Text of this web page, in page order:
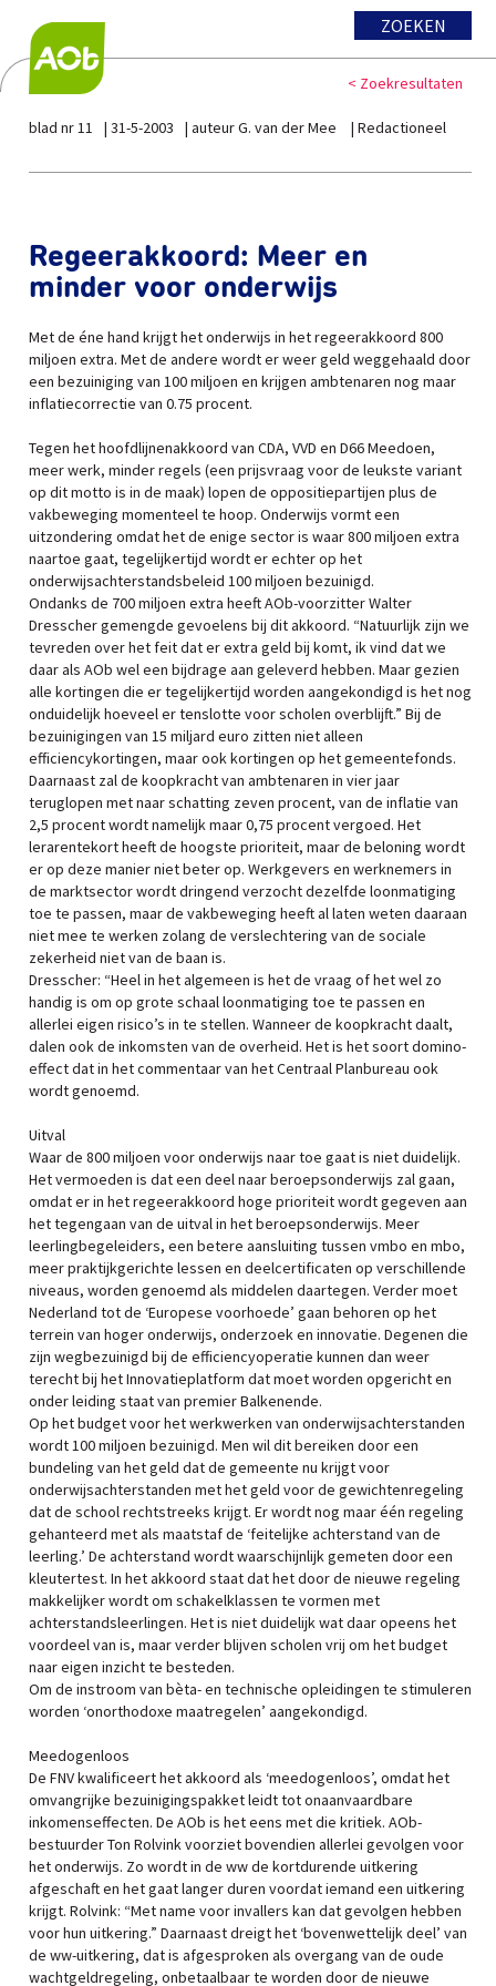
ZOEKEN
< Zoekresultaten
blad nr 11 31-5-2003 auteur G. van der Mee Redactioneel
Regeerakkoord: Meer en
minder voor onderwijs
Met de éne hand krijgt het onderwijs in het regeerakkoord 800
miljoen extra. Met de andere wordt er weer geld weggehaald door
een bezuiniging van 100 miljoen en krijgen ambtenaren nog maar
inflatiecorrectie van 0.75 procent.
Tegen het hoofdlijnenakkoord van CDA, VVD en D66 Meedoen,
meer werk, minder regels (een prijsvraag voor de leukste variant
op dit motto is in de maak) lopen de oppositiepartijen plus de
vakbeweging momenteel te hoop. Onderwijs vormt een
uitzondering omdat het de enige sector is waar 800 miljoen extra
naartoe gaat, tegelijkertijd wordt er echter op het
onderwijsachterstandsbeleid 100 miljoen bezuinigd.
Ondanks de 700 miljoen extra heeft AOb-voorzitter Walter
Dresscher gemengde gevoelens bij dit akkoord. “Natuurlijk zijn we
tevreden over het feit dat er extra geld bij komt, ik vind dat we
daar als AOb wel een bijdrage aan geleverd hebben. Maar gezien
alle kortingen die er tegelijkertijd worden aangekondigd is het nog
onduidelijk hoeveel er tenslotte voor scholen overblijft.” Bij de
bezuinigingen van 15 miljard euro zitten niet alleen
efficiencykortingen, maar ook kortingen op het gemeentefonds.
Daarnaast zal de koopkracht van ambtenaren in vier jaar
teruglopen met naar schatting zeven procent, van de inflatie van
2,5 procent wordt namelijk maar 0,75 procent vergoed. Het
lerarentekort heeft de hoogste prioriteit, maar de beloning wordt
er op deze manier niet beter op. Werkgevers en werknemers in
de marktsector wordt dringend verzocht dezelfde loonmatiging
toe te passen, maar de vakbeweging heeft al laten weten daaraan
niet mee te werken zolang de verslechtering van de sociale
zekerheid niet van de baan is.
Dresscher: “Heel in het algemeen is het de vraag of het wel zo
handig is om op grote schaal loonmatiging toe te passen en
allerlei eigen risico’s in te stellen. Wanneer de koopkracht daalt,
dalen ook de inkomsten van de overheid. Het is het soort domino-
effect dat in het commentaar van het Centraal Planbureau ook
wordt genoemd.
Uitval
Waar de 800 miljoen voor onderwijs naar toe gaat is niet duidelijk.
Het vermoeden is dat een deel naar beroepsonderwijs zal gaan,
omdat er in het regeerakkoord hoge prioriteit wordt gegeven aan
het tegengaan van de uitval in het beroepsonderwijs. Meer
leerlingbegeleiders, een betere aansluiting tussen vmbo en mbo,
meer praktijkgerichte lessen en deelcertificaten op verschillende
niveaus, worden genoemd als middelen daartegen. Verder moet
Nederland tot de ‘Europese voorhoede’ gaan behoren op het
terrein van hoger onderwijs, onderzoek en innovatie. Degenen die
zijn wegbezuinigd bij de efficiencyoperatie kunnen dan weer
terecht bij het Innovatieplatform dat moet worden opgericht en
onder leiding staat van premier Balkenende.
Op het budget voor het werkwerken van onderwijsachterstanden
wordt 100 miljoen bezuinigd. Men wil dit bereiken door een
bundeling van het geld dat de gemeente nu krijgt voor
onderwijsachterstanden met het geld voor de gewichtenregeling
dat de school rechtstreeks krijgt. Er wordt nog maar één regeling
gehanteerd met als maatstaf de ‘feitelijke achterstand van de
leerling.’ De achterstand wordt waarschijnlijk gemeten door een
kleutertest. In het akkoord staat dat het door de nieuwe regeling
makkelijker wordt om schakelklassen te vormen met
achterstandsleerlingen. Het is niet duidelijk wat daar opeens het
voordeel van is, maar verder blijven scholen vrij om het budget
naar eigen inzicht te besteden.
Om de instroom van bèta- en technische opleidingen te stimuleren
worden ‘onorthodoxe maatregelen’ aangekondigd.
Meedogenloos
De FNV kwalificeert het akkoord als ‘meedogenloos’, omdat het
omvangrijke bezuinigingspakket leidt tot onaanvaardbare
inkomenseffecten. De AOb is het eens met die kritiek. AOb-
bestuurder Ton Rolvink voorziet bovendien allerlei gevolgen voor
het onderwijs. Zo wordt in de ww de kortdurende uitkering
afgeschaft en het gaat langer duren voordat iemand een uitkering
krijgt. Rolvink: “Met name voor invallers kan dat gevolgen hebben
voor hun uitkering.” Daarnaast dreigt het ‘bovenwettelijk deel’ van
de ww-uitkering, dat is afgesproken als overgang van de oude
wachtgeldregeling, onbetaalbaar te worden door de nieuwe